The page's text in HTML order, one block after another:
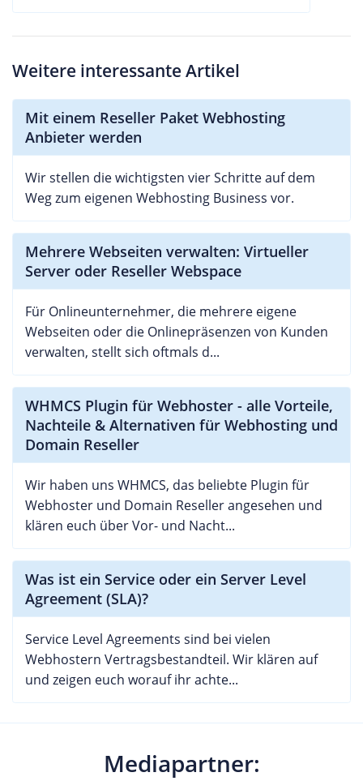
Weitere interessante Artikel
Mit einem Reseller Paket Webhosting
Anbieter werden
Wir stellen die wichtigsten vier Schritte auf dem
Weg zum eigenen Webhosting Business vor.
Mehrere Webseiten verwalten: Virtueller
Server oder Reseller Webspace
Für Onlineunternehmer, die mehrere eigene
Webseiten oder die Onlinepräsenzen von Kunden
verwalten, stellt sich oftmals d...
WHMCS Plugin für Webhoster - alle Vorteile,
Nachteile & Alternativen für Webhosting und
Domain Reseller
Wir haben uns WHMCS, das beliebte Plugin für
Webhoster und Domain Reseller angesehen und
klären euch über Vor- und Nacht...
Was ist ein Service oder ein Server Level
Agreement (SLA)?
Service Level Agreements sind bei vielen
Webhostern Vertragsbestandteil. Wir klären auf
und zeigen euch worauf ihr achte...
Mediapartner: